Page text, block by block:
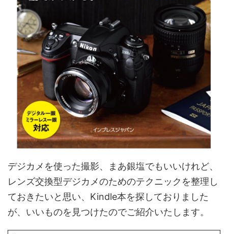
デジカメを使った撮影、まあ銀塩でもいいけれど、
レンズ交換型デジカメのためのテクニックを整理し
ておきたいと思い、Kindle本を探しておりました
が、いいものを見つけたのでご紹介いたします。